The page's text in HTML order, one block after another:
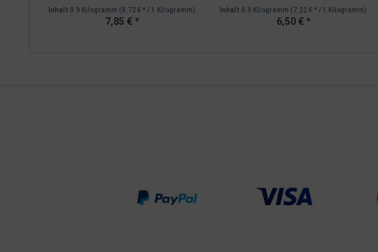
Inhalt 0.9 Kilogramm (8,72 € * / 1 Kilogramm)
7,85 € *
Inhalt 0.9 Kilogramm (7,22 € * / 1 Kilogramm)
6,50 € *